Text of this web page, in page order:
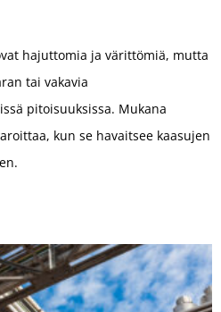
hajuttomia ja värittömiä, mutta
tai vakavia
pitoisuuksissa. Mukana
kun se havaitsee kaasujen